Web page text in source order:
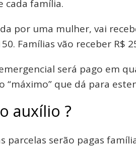
cada família.
por uma mulher, vai
Famílias vão receber R$
será pago em
que dá para
auxílio ?
parcelas serão pagas